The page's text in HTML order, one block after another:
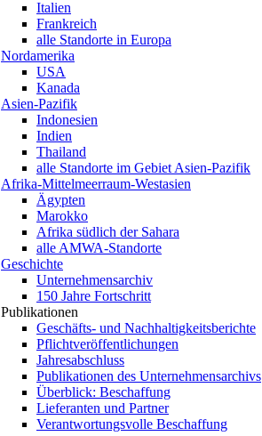
Italien
Frankreich
alle Standorte in Europa
Nordamerika
USA
Kanada
Asien-Pazifik
Indonesien
Indien
Thailand
alle Standorte im Gebiet Asien-Pazifik
Afrika-Mittelmeerraum-Westasien
Ägypten
Marokko
Afrika südlich der Sahara
alle AMWA-Standorte
Geschichte
Unternehmensarchiv
150 Jahre Fortschritt
Publikationen
Geschäfts- und Nachhaltigkeitsberichte
Pflichtveröffentlichungen
Jahresabschluss
Publikationen des Unternehmensarchivs
Überblick: Beschaffung
Lieferanten und Partner
Verantwortungsvolle Beschaffung